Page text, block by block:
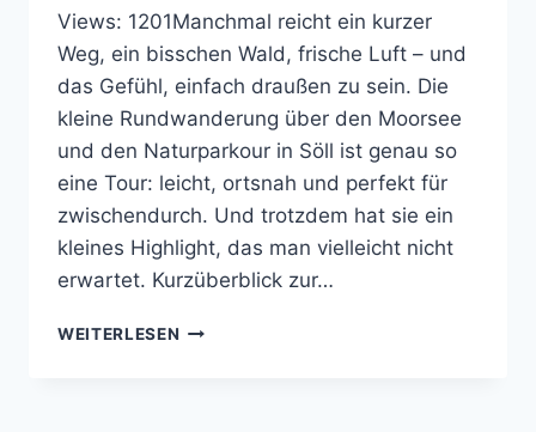
Views: 1201Manchmal reicht ein kurzer
Weg, ein bisschen Wald, frische Luft – und
das Gefühl, einfach draußen zu sein. Die
kleine Rundwanderung über den Moorsee
und den Naturparkour in Söll ist genau so
eine Tour: leicht, ortsnah und perfekt für
zwischendurch. Und trotzdem hat sie ein
kleines Highlight, das man vielleicht nicht
erwartet. Kurzüberblick zur…
WEITERLESEN RUNDWANDERUNG